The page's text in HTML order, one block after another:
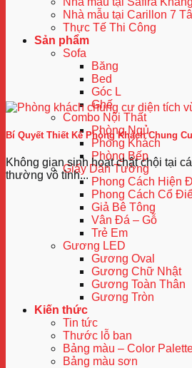
Nhà mẫu tại Carillon 7
Thực Tế Thi Công
Sản phẩm
Sofa
Băng
Bed
Góc L
Ghế
Combo Nội Thất
Phòng Ngủ
Phòng Khách
Phòng Bếp
Giấy Dán Tường
Phong Cách Hiện
Phong Cách Cổ
Giả Bê Tông
Vân Đá – Gỗ
Trẻ Em
Gương LED
Gương Oval
Gương Chữ Nhật
Gương Toàn Thân
Gương Tròn
Kiến thức
Tin tức
Thước lỗ ban
Bảng màu – Color
Bảng màu sơn
Bí Quyết Thiết Kế Phòng Khách Chung
Không gian sinh hoạt chật chội tại
thường vô tình...